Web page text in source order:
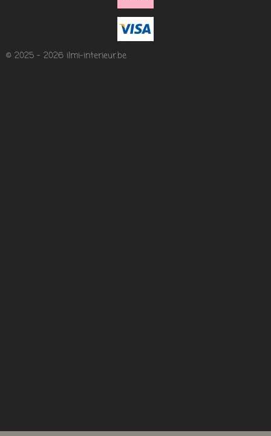
© 2025 - 2026 ilmi-interieur.be